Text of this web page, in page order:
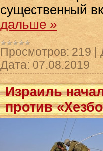
существенный
дальше »
Просмотров: 219
Дата: 07.08.2019
Израиль
против